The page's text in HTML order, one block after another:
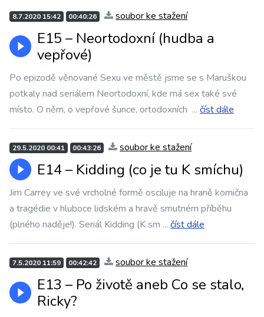
8.7.2020 15:42 00:40:26 soubor ke stažení
E15 – Neortodoxní (hudba a
vepřové)
Po epizodě věnované Sexu ve městě jsme se s Maruškou
potkaly nad seriálem Neortodoxní, kde má sex také své
místo. O něm, o vepřové šunce, ortodoxních ... číst dále
29.5.2020 00:41 00:43:26 soubor ke stažení
E14 – Kidding (co je tu K smíchu)
Jim Carrey ve své vrcholné formě osciluje na hraně komična
a tragédie v hluboce lidském a hravě smutném příběhu
(plného naděje!). Seriál Kidding (K sm ... číst dále
7.5.2020 11:59 00:42:42 soubor ke stažení
E13 – Po životě aneb Co se stalo,
Ricky?